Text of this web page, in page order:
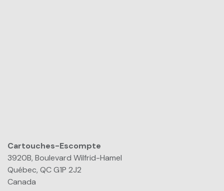
Cartouches-Escompte
3920B, Boulevard Wilfrid-Hamel
Québec, QC G1P 2J2
Canada